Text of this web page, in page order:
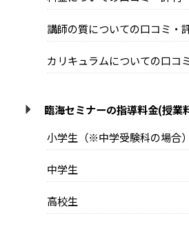
講師の質についての口コミ・
カリキュラムについての口コ
臨海セミナーの指導料金(授業
小学生（※中学受験科の場合）
中学生
高校生